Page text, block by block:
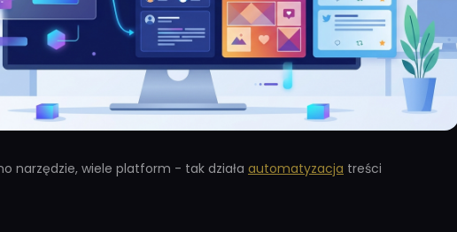
narzędzie, wiele platform - tak działa automatyzacja treści